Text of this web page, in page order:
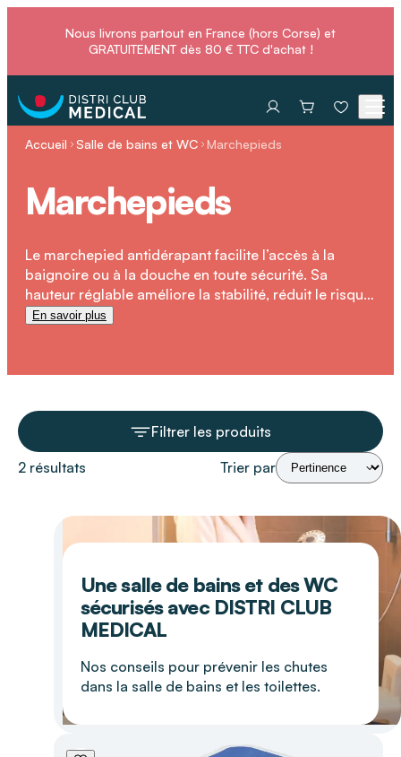
Nous livrons partout en France (hors Corse) et
GRATUITEMENT dès 80 € TTC d'achat !
Accueil Salle de bains et WC Marchepieds
Marchepieds
Le marchepied antidérapant facilite l’accès à la
baignoire ou à la douche en toute sécurité. Sa
hauteur réglable améliore la stabilité, réduit le risque
de chute et s’intègre facilement à l’aménagement de
En savoir plus
Filtrer les produits
2 résultats Trier par
Une salle de bains et des WC
sécurisés avec DISTRI CLUB
MEDICAL
Nos conseils pour prévenir les chutes
dans la salle de bains et les toilettes.